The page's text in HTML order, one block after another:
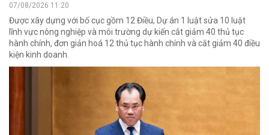
07/08/2026 11:20
Được xây dựng với bố cục gồm 12 Điều, Dự án 1 luật sửa 10 luật
lĩnh vực nông nghiệp và môi trường dự kiến cắt giảm 40 thủ tục
hành chính, đơn giản hoá 12 thủ tục hành chính và cắt giảm 40 điều
kiện kinh doanh.